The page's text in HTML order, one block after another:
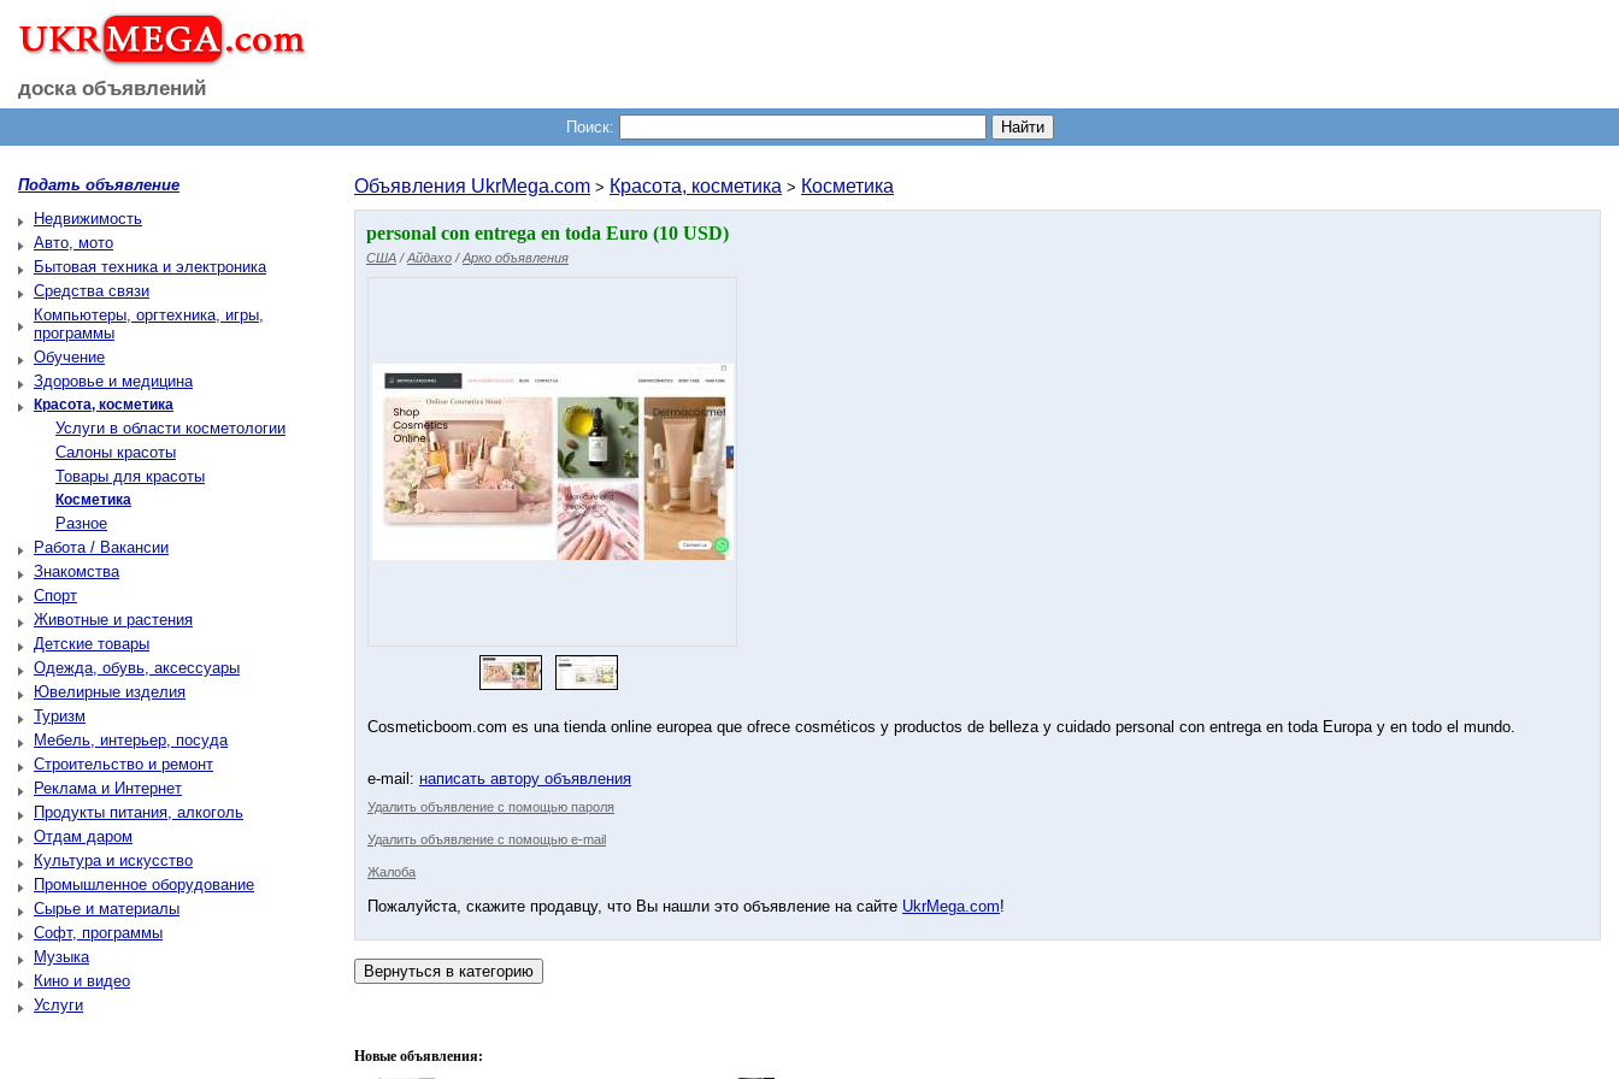
доска объявлений
Поиск:
Подать объявление
Недвижимость
Авто, мото
Бытовая техника и электроника
Средства связи
Компьютеры, оргтехника, игры,
программы
Обучение
Здоровье и медицина
Красота, косметика
Услуги в области косметологии
Салоны красоты
Товары для красоты
Косметика
Разное
Работа / Вакансии
Знакомства
Спорт
Животные и растения
Детские товары
Одежда, обувь, аксессуары
Ювелирные изделия
Туризм
Мебель, интерьер, посуда
Строительство и ремонт
Реклама и Интернет
Продукты питания, алкоголь
Отдам даром
Культура и искусство
Промышленное оборудование
Сырье и материалы
Софт, программы
Музыка
Кино и видео
Услуги
Объявления UkrMega.com > Красота, косметика > Косметика
personal con entrega en toda Euro (10 USD)
США /Айдахо /Арко объявления
Cosmeticboom.com es una tienda online europea que ofrece cosméticos y productos de belleza y cuidado personal con entrega en toda Europa y en todo el mundo.
e-mail: написать автору объявления
Удалить объявление с помощью пароля
Удалить объявление с помощью e-mail
Жалоба
Пожалуйста, скажите продавцу, что Вы нашли это объявление на сайте UkrMega.com!
Новые объявления: